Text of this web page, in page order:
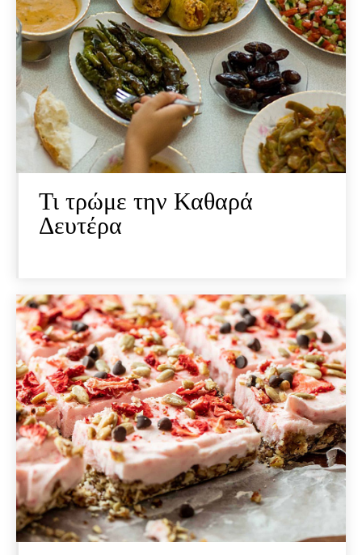
Τι τρώμε την Καθαρά
Δευτέρα